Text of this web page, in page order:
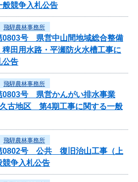
競争入札公告
飛騨農林事務所
0803号 県営中山間地域総合整備
田用水路・平瀬防火水槽工事に
公告
飛騨農林事務所
0803号 県営かんがい排水事業
古地区 第4期工事に関する一般
飛騨農林事務所
0802号 公共 復旧治山工事（上
競争入札公告